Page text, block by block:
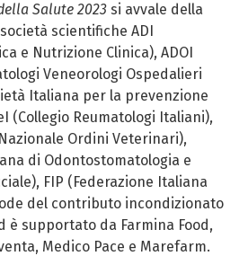
Salute 2023 si avvale della
scientifiche ADI
e Nutrizione Clinica), ADOI
Veneorologi Ospedalieri
Italiana per la prevenzione
(Collegio Reumatologi Italiani),
Ordini Veterinari),
di Odontostomatologia e
FIP (Federazione Italiana
del contributo incondizionato
è supportato da Farmina Food,
Medico Pace e Marefarm.